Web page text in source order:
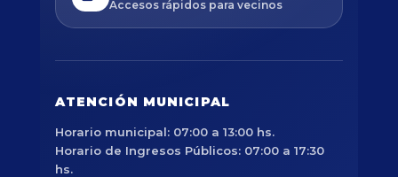
Accesos rápidos para vecinos
ATENCIÓN MUNICIPAL
Horario municipal: 07:00 a 13:00 hs.
Horario de Ingresos Públicos: 07:00 a 17:30
hs.